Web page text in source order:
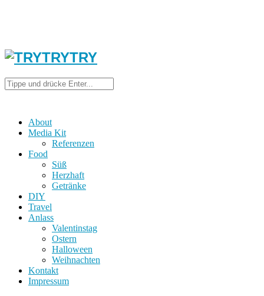
About
Media Kit
Referenzen
Food
Süß
Herzhaft
Getränke
DIY
Travel
Anlass
Valentinstag
Ostern
Halloween
Weihnachten
Kontakt
Impressum